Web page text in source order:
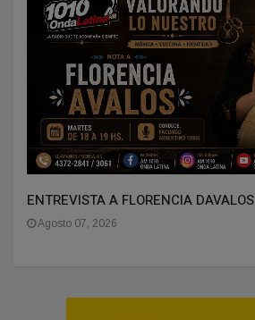
ENTREVISTA A FLORENCIA DAVALOS
Agosto 07, 2026